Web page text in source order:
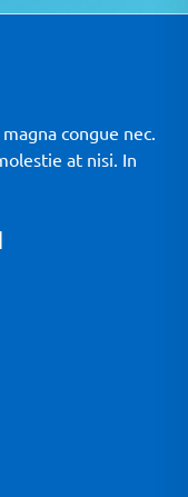
congue nec.
at nisi. In